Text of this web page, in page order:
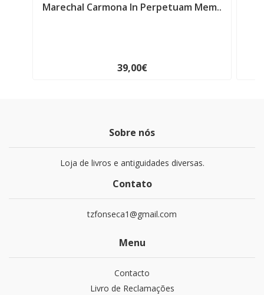
Marechal Carmona In Perpetuam Mem..
39,00€
Sobre nós
Loja de livros e antiguidades diversas.
Contato
tzfonseca1@gmail.com
Menu
Contacto
Livro de Reclamações